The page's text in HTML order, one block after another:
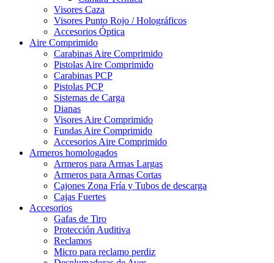
Visores Caza
Visores Punto Rojo / Holográficos
Accesorios Óptica
Aire Comprimido
Carabinas Aire Comprimido
Pistolas Aire Comprimido
Carabinas PCP
Pistolas PCP
Sistemas de Carga
Dianas
Visores Aire Comprimido
Fundas Aire Comprimido
Accesorios Aire Comprimido
Armeros homologados
Armeros para Armas Largas
Armeros para Armas Cortas
Cajones Zona Fría y Tubos de descarga
Cajas Fuertes
Accesorios
Gafas de Tiro
Protección Auditiva
Reclamos
Micro para reclamo perdiz